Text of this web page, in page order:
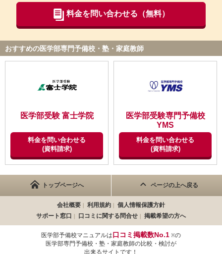
弱点を克服することができました。 また、カリキュラムは画一的なものではなく、教務や
講師と相談しながら自分に必要な内容を柔軟に決められるため、現状の課題に直結した学
習ができた点も大きな特徴です。志望校選びから対策、さらには面接対策まで一貫したサ
ポートを受けられたことも心強く、メンタル面や保護者との調整まで含めて支えていただ
きました。 料金は高めではありますが、それに見合うだけの指導とサポートを受けること
料金を問い合わせる（無料）
おすすめの医学部専門予備校・塾・家庭教師
医学部受験 富士学院
料金を問い合わせる
(資料請求)
医学部受験専門予備校
YMS
料金を問い合わせる
(資料請求)
トップページへ ページの上へ戻る
会社概要 利用規約
個人情報保護方針
サポート窓口
口コミに関する問合せ 掲載希望の方へ
医学部予備校マニュアルは口コミ掲載数No.1 ※の
医学部専門予備校・塾・家庭教師の比較・検討が
出来るサイトです！